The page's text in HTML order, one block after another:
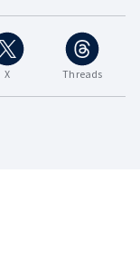
X Threads